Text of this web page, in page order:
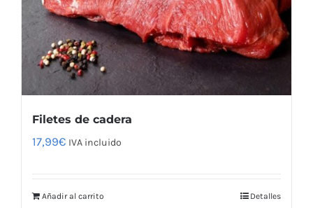
Filetes de cadera
17,99€ IVA incluido
Añadir al carrito Detalles